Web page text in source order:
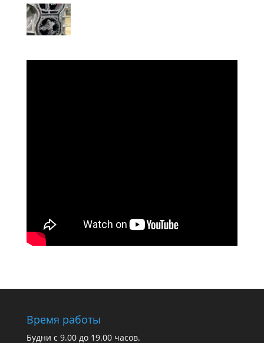
Время работы
Будни с 9.00 до 19.00 часов.